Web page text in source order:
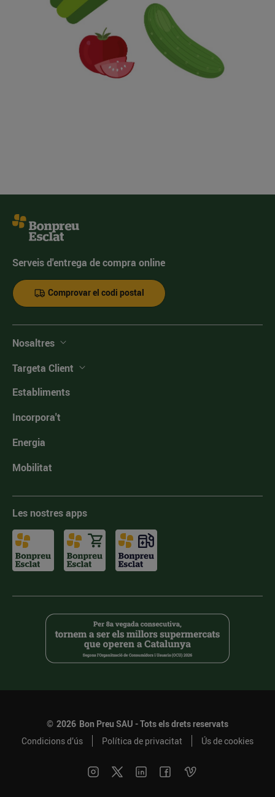
Serveis d'entrega de compra online
Comprovar el codi postal
Nosaltres
Targeta Client
Establiments
Incorpora't
Energia
Mobilitat
Les nostres apps
© 2026 Bon Preu SAU - Tots els drets reservats
Condicions d’ús
Política de privacitat Ús de cookies